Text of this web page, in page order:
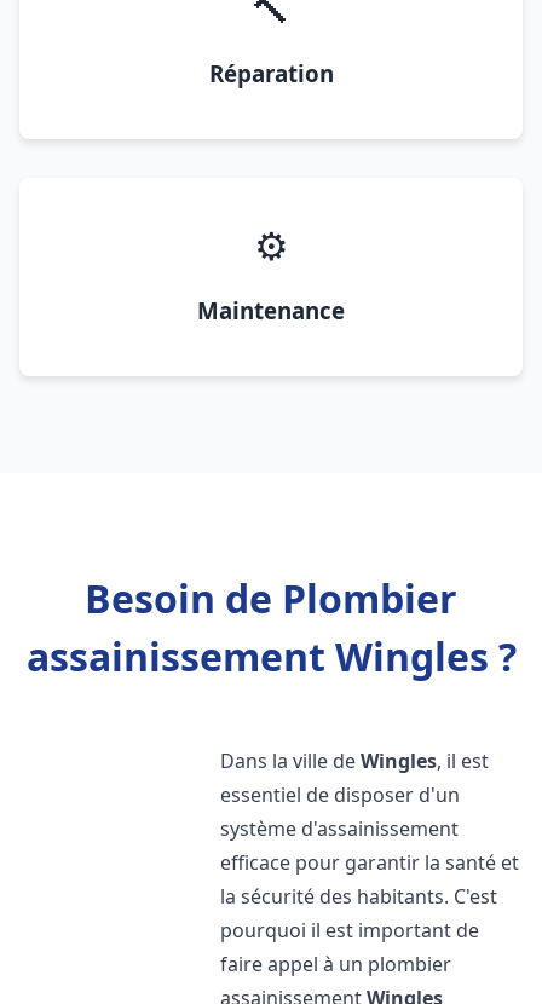
Réparation
⚙️
Maintenance
Besoin de Plombier
assainissement Wingles ?
Dans la ville deWingles, il est
essentiel de disposer d'un
système d'assainissement
efficace pour garantir la santé et
la sécurité des habitants. C'est
pourquoi il est important de
faire appel à un plombier
assainissementWingles